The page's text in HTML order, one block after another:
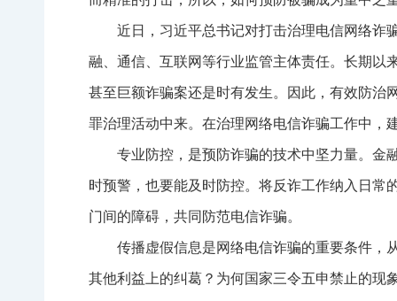
近日，习近平总书记对打击治理电信网络诈
融、通信、互联网等行业监管主体责任。长期以
甚至巨额诈骗案还是时有发生。因此，有效防治
罪治理活动中来。在治理网络电信诈骗工作中，
专业防控，是预防诈骗的技术中坚力量。金
时预警，也要能及时防控。将反诈工作纳入日常
门间的障碍，共同防范电信诈骗。
传播虚假信息是网络电信诈骗的重要条件，
其他利益上的纠葛？为何国家三令五申禁止的现